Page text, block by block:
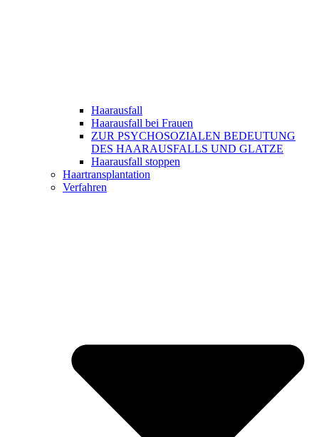
Haarausfall
Haarausfall bei Frauen
ZUR PSYCHOSOZIALEN BEDEUTUNG
DES HAARAUSFALLS UND GLATZE
Haarausfall stoppen
Haartransplantation
Verfahren